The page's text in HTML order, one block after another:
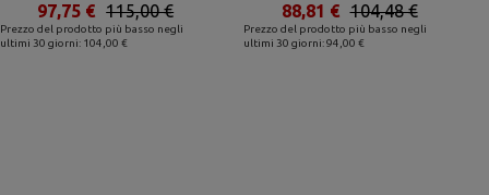
Prezzo del prodotto più basso negli
ultimi 30 giorni: 104,00 €
115,00 €
97,75 €
Prezzo del prodotto più basso negli
ultimi 30 giorni: 94,00 €
104,48 €
88,81 €